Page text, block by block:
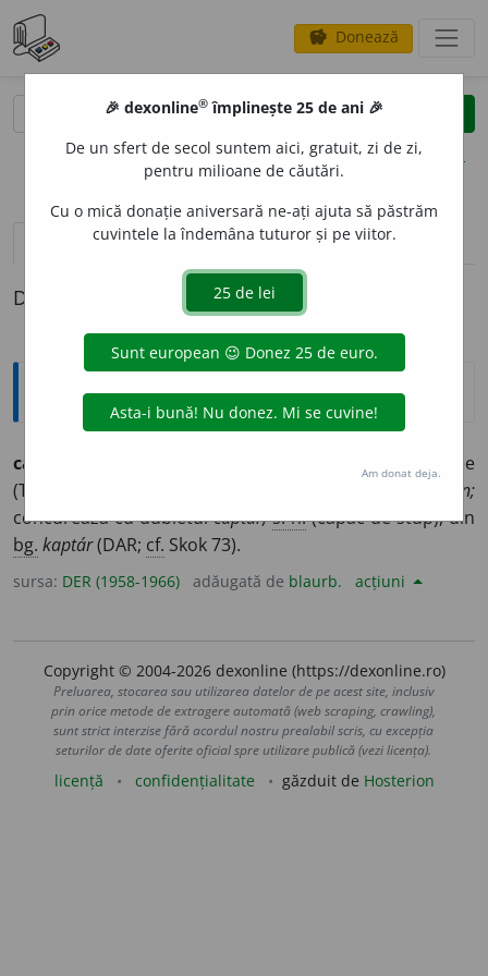
savings Donează
clear
opțiuni
definiții (1)
Definiția cu ID-ul 428822:
Etimologice
captal
Plantă erbacee
(Tussilago petasites). –
kaptalan;
concurează cu dubletulcaptar, s. n.(capac de stup), din
bg. kaptár(DAR; cf. Skok 73).
sursa: DER (1958-1966) adăugată de blaurb. acțiuni
Copyright © 2004-2026 dexonline (https://dexonline.ro)
Preluarea, stocarea sau utilizarea datelor de pe acest site, inclusiv
prin orice metode de extragere automată (web scraping, crawling),
sunt strict interzise fără acordul nostru prealabil scris, cu excepția
seturilor de date oferite oficial spre utilizare publică (vezi licența).
licență confidențialitate găzduit de Hosterion
🎉 dexonline® împlinește 25 de ani 🎉
De un sfert de secol suntem aici, gratuit, zi de zi,
pentru milioane de căutări.
Cu o mică donație aniversară ne-ați ajuta să păstrăm
cuvintele la îndemâna tuturor și pe viitor.
Am donat deja.